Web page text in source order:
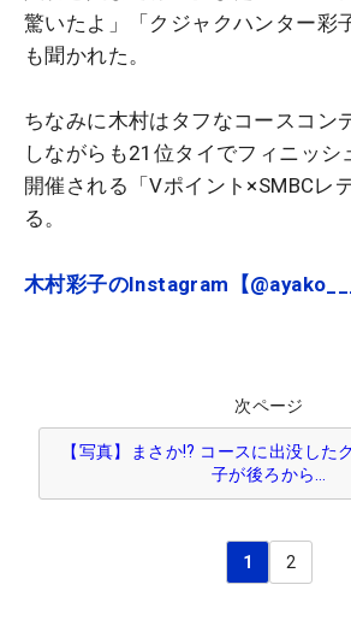
驚いたよ」「クジャクハンター彩
も聞かれた。
ちなみに木村はタフなコースコン
しながらも21位タイでフィニッシ
開催される「Vポイント×SMBCレ
る。
木村彩子のInstagram【
次ページ
【写真】まさか!? コースに出没した
子が後ろから…
1 2